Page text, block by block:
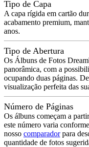
Tipo de Capa
A capa rígida em cartão
acabamento premium,
anos.
Tipo de Abertura
Os Álbuns de Fotos
panorâmica, com a
ocupando duas páginas.
visualização perfeita das
Número de Páginas
Os álbuns começam a
este número varia
nosso comparadorpara
quantidade de fotos